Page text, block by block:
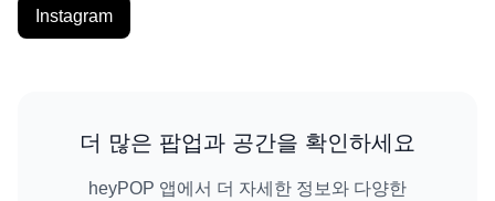
Instagram
더 많은 팝업과 공간을 확인하세요
heyPOP 앱에서 더 자세한 정보와 다양한